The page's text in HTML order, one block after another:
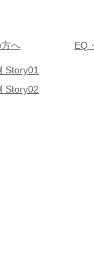
へ EQ
Story01
Story02